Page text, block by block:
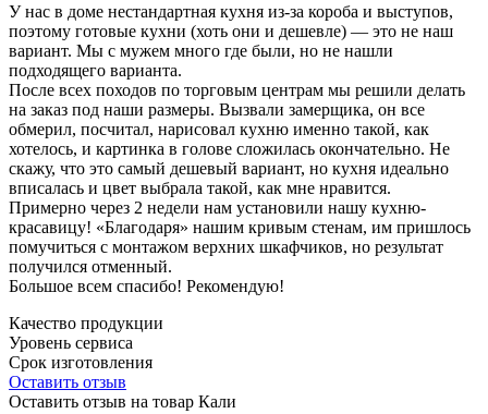
У нас в доме нестандартная кухня из-за короба и выступов,
поэтому готовые кухни (хоть они и дешевле) — это не наш
вариант. Мы с мужем много где были, но не нашли
подходящего варианта.
После всех походов по торговым центрам мы решили делать
на заказ под наши размеры. Вызвали замерщика, он все
обмерил, посчитал, нарисовал кухню именно такой, как
хотелось, и картинка в голове сложилась окончательно. Не
скажу, что это самый дешевый вариант, но кухня идеально
вписалась и цвет выбрала такой, как мне нравится.
Примерно через 2 недели нам установили нашу кухню-
красавицу! «Благодаря» нашим кривым стенам, им пришлось
помучиться с монтажом верхних шкафчиков, но результат
получился отменный.
Большое всем спасибо! Рекомендую!
Качество продукции
Уровень сервиса
Срок изготовления
Оставить отзыв
Оставить отзыв на товар Кали